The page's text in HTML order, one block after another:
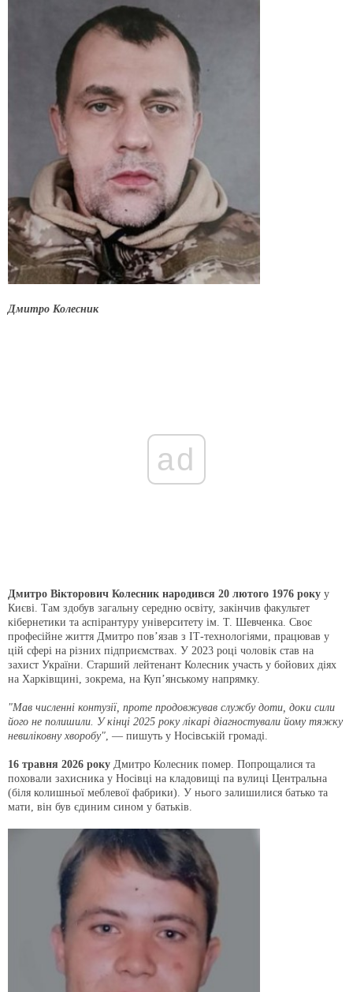
Дмитро Колесник
ad
Дмитро Вікторович Колесник народився 20 лютого 1976 року у
Києві. Там здобув загальну середню освіту, закінчив факультет
кібернетики та аспірантуру університету ім. Т. Шевченка. Своє
професійне життя Дмитро пов’язав з ІТ-технологіями, працював у
цій сфері на різних підприємствах. У 2023 році чоловік став на
захист України. Старший лейтенант Колесник участь у бойових діях
на Харківщині, зокрема, на Куп’янському напрямку.
"Мав численні контузії, проте продовжував службу доти, доки сили
його не полишили. У кінці 2025 року лікарі діагностували йому тяжку
невиліковну хворобу", — пишуть у Носівській громаді.
16 травня 2026 року Дмитро Колесник помер. Попрощалися та
поховали захисника у Носівці на кладовищі па вулиці Центральна
(біля колишньої меблевої фабрики). У нього залишилися батько та
мати, він був єдиним сином у батьків.